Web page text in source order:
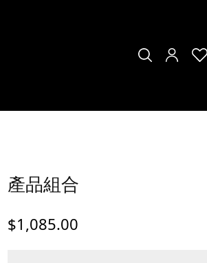
產品組合
$1,085.00